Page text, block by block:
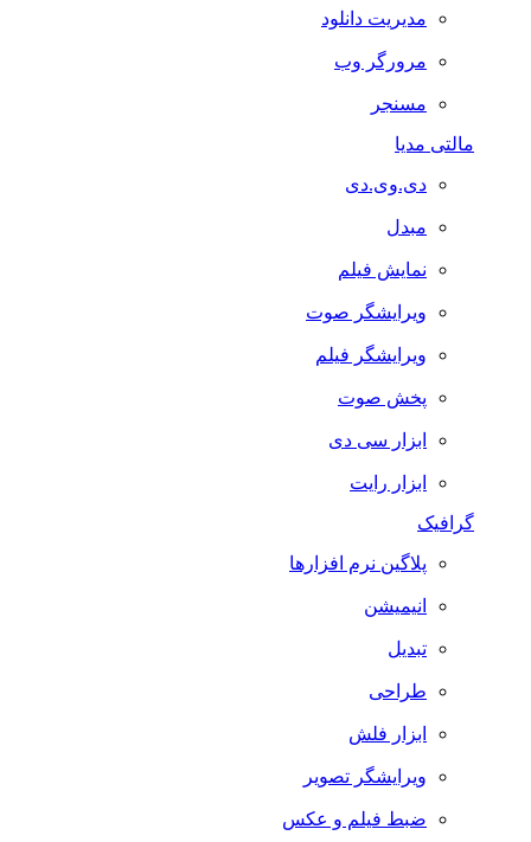
مدیریت دانلود
مرورگر وب
مسنجر
مالتی مدیا
دی.وی.دی
مبدل
نمایش فیلم
ویرایشگر صوت
ویرایشگر فیلم
پخش صوت
ابزار سی دی
ابزار رایت
گرافیک
پلاگین نرم افزارها
انیمیشن
تبدیل
طراحی
ابزار فلش
ویرایشگر تصویر
ضبط فيلم و عكس